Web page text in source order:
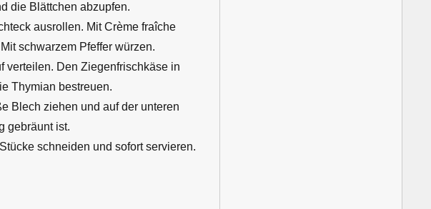
die Blättchen abzupfen.
ausrollen. Mit Crème fraîche
schwarzem Pfeffer würzen.
verteilen. Den Ziegenfrischkäse in
Thymian bestreuen.
Blech ziehen und auf der unteren
gebräunt ist.
schneiden und sofort servieren.